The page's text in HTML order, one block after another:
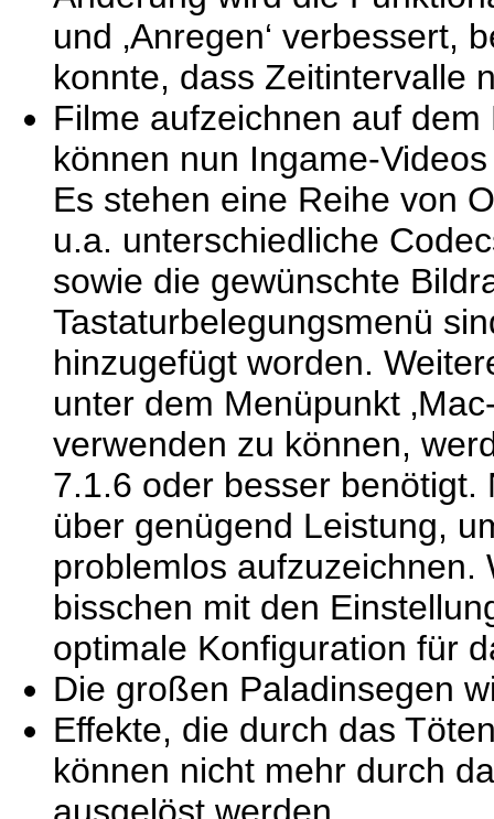
und ‚Anregen‘ verbessert,
konnte, dass Zeitintervalle
Filme aufzeichnen auf
können nun Ingame-
Es stehen eine Reihe von
u.a. unterschiedliche
sowie die gewünschte
Tastaturbelegungsmenü
hinzugefügt worden.
unter dem Menüpunkt
verwenden zu können,
7.1.6 oder besser
über genügend Leistung,
problemlos
bisschen mit den
optimale Konfiguration für
Die großen Paladinsegen
Effekte, die durch das
können nicht mehr durch
ausgelöst werden.